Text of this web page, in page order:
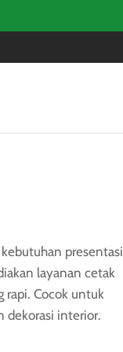
presentasi
layanan cetak
rapi. Cocok untuk
dekorasi interior.